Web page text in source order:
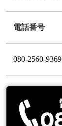
電話番号
080-2560-9369